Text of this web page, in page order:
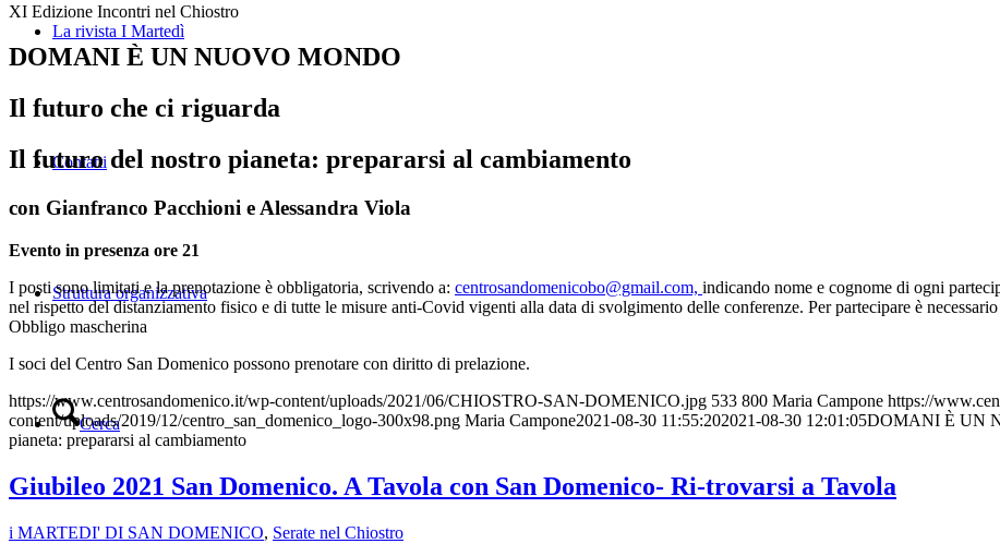
La rivista I Martedì
Contatti
Struttura organizzativa
Cerca
XI Edizione Incontri nel Chiostro
DOMANI È UN NUOVO MONDO
Il futuro che ci riguarda
Il futuro del nostro pianeta: prepararsi al cambiamento
con Gianfranco Pacchioni e Alessandra Viola
Evento in presenza ore 21
I posti sono limitati e la prenotazione è obbligatoria, scrivendo a: centrosandomenicobo@gmail.com, indicando nome e cognome di ogni
nel rispetto del distanziamento fisico e di tutte le misure anti-Covid vigenti alla data di svolgimento delle conferenze. Per partecipare è
Obbligo mascherina
I soci del Centro San Domenico possono prenotare con diritto di prelazione.
https://www.centrosandomenico.it/wp-content/uploads/2021/06/CHIOSTRO-SAN-DOMENICO.jpg 533 800 Maria Campone https://
content/uploads/2019/12/centro_san_domenico_logo-300x98.png Maria Campone2021-08-30 11:55:202021-08-30 12:01:05DOMANI È UN
pianeta: prepararsi al cambiamento
Giubileo 2021 San Domenico. A Tavola con San Domenico- Ri-trovarsi a Tavola
i MARTEDI' DI SAN DOMENICO, Serate nel Chiostro